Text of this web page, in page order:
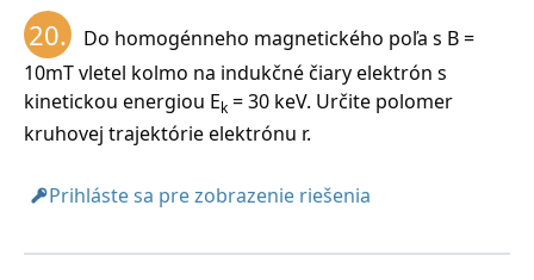
20.
Do homogénneho magnetického poľa s B =
10mT vletel kolmo na indukčné čiary elektrón s
kinetickou energiou Ek = 30 keV. Určite polomer
kruhovej trajektórie elektrónu r.
Prihláste sa pre zobrazenie riešenia